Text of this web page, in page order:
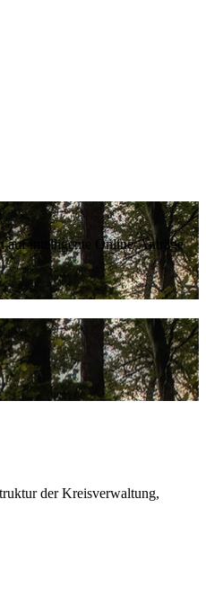
auf intelligente Online-Anträge
der Kreisverwaltung,